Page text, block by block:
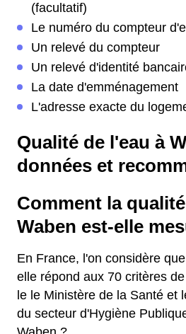
(facultatif)
Le numéro du compteur
Un relevé du compteur
Un relevé d'identité
La date d'emménagement
L'adresse exacte du
Qualité de l'eau à
données et
Comment la
Waben est-elle
En France, l'on considère
elle répond aux 70 critères
le le Ministère de la Santé et
du secteur d'Hygiène